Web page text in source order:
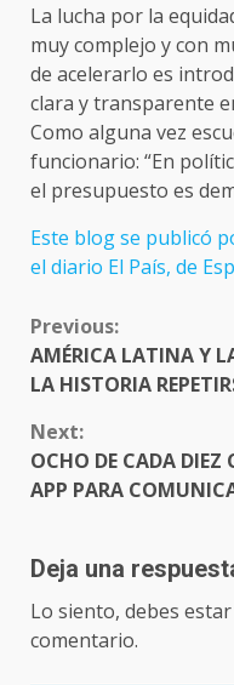
La lucha por la
muy complejo y con
de acelerarlo es
clara y transparente
Como alguna vez
funcionario: “En
el presupuesto es
Este blog se publicó
el diario El País, de
CONTINUE
READING
Previous:
AMÉRICA LATINA Y
LA HISTORIA
Next:
OCHO DE CADA
APP PARA
Deja una
Lo siento, debes estar
comentario.